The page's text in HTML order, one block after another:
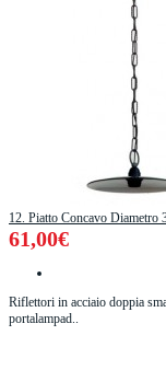
12. Piatto Concavo Diametro
61,00€
Riflettori in acciaio doppia
portalampad..